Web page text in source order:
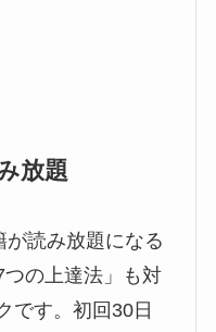
放題
読み放題になる
の上達法」も対
です。初回30日